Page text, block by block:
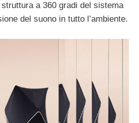
a 360 gradi del sistema
del suono in tutto l’ambiente.